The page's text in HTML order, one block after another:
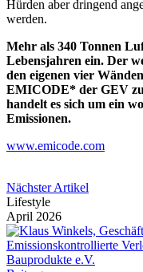
Hürden aber dringend
werden.
Mehr als 340 Tonnen
Lebensjahren ein. Der
den eigenen vier
EMICODE* der GEV zu
handelt es sich um ein
Emissionen.
www.emicode.com
Nächster Artikel
Lifestyle
April 2026